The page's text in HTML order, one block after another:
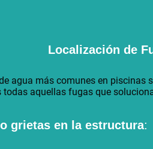
Localización de
agua más comunes en piscinas
todas aquellas fugas que
grietas en la estructura: